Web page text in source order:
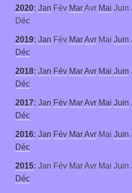
2020: Jan Fév MarAvr Mai Juin
Déc
2019: Jan Fév MarAvr Mai Juin
Déc
2018: Jan Fév MarAvr Mai Juin
Déc
2017: Jan Fév MarAvr Mai Juin
Déc
2016: Jan Fév MarAvr Mai Juin
Déc
2015: Jan Fév MarAvr Mai Juin
Déc